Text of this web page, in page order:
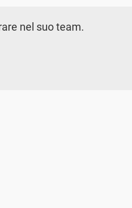
nel suo team.